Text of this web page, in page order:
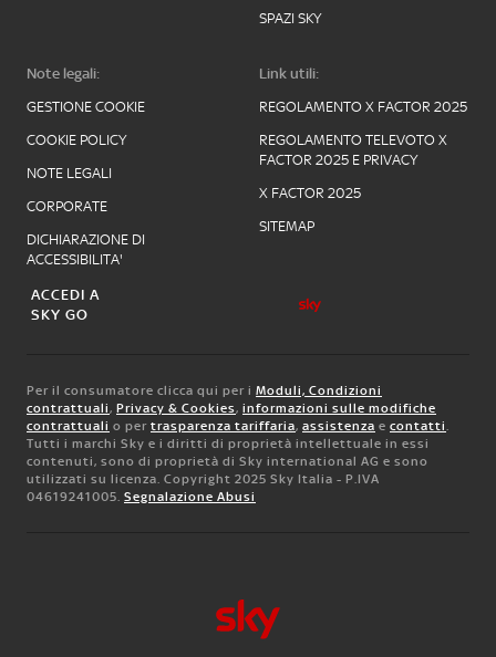
SPAZI SKY
Note legali:
GESTIONE COOKIE
COOKIE POLICY
NOTE LEGALI
CORPORATE
DICHIARAZIONE DI
ACCESSIBILITA'
Link utili:
REGOLAMENTO X FACTOR 2025
REGOLAMENTO TELEVOTO X
FACTOR 2025 E PRIVACY
X FACTOR 2025
SITEMAP
ACCEDI A
SKY GO
Per il consumatore clicca qui per i Moduli, Condizioni
contrattuali, Privacy & Cookies, informazioni sulle modifiche
contrattuali o per trasparenza tariffaria, assistenza e contatti.
Tutti i marchi Sky e i diritti di proprietà intellettuale in essi
contenuti, sono di proprietà di Sky international AG e sono
utilizzati su licenza. Copyright 2025 Sky Italia - P.IVA
04619241005. Segnalazione Abusi